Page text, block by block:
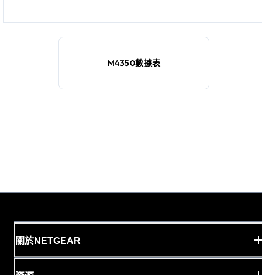
M4350數據表
關於NETGEAR